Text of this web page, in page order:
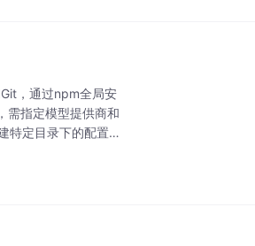
，通过npm全局安
需指定模型提供商和
特定目录下的配置